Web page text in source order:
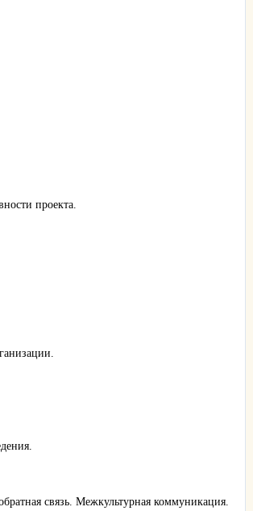
проекта.
связь. Межкультурная коммуникация.